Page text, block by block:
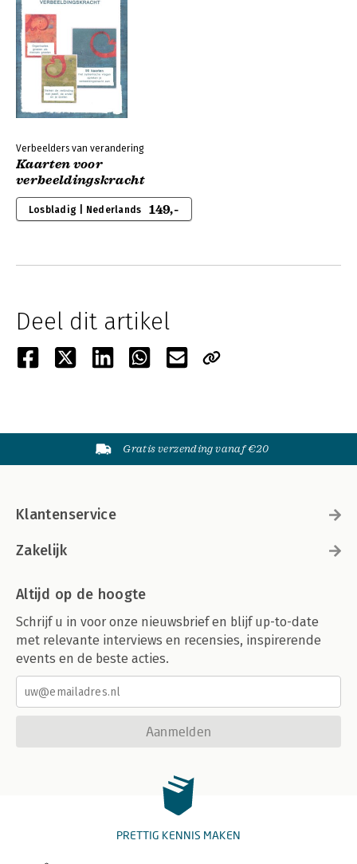
Verbeelders van verandering
Kaarten voor
verbeeldingskracht
Losbladig | Nederlands 149,-
Deel dit artikel
Gratis verzending vanaf €20
Klantenservice
Zakelijk
Altijd op de hoogte
Schrijf u in voor onze nieuwsbrief en blijf up-to-date
met relevante interviews en recensies, inspirerende
events en de beste acties.
Aanmelden
PRETTIG KENNIS MAKEN